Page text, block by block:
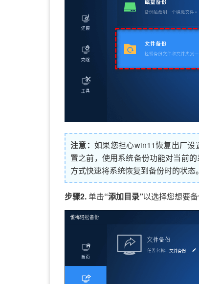
注意： 如果您担心win11恢复出厂
置之前，使用系统备份功能对当前
方式快速将系统恢复到备份时的状态。
步骤2.单击“添加目录”以选择您想要